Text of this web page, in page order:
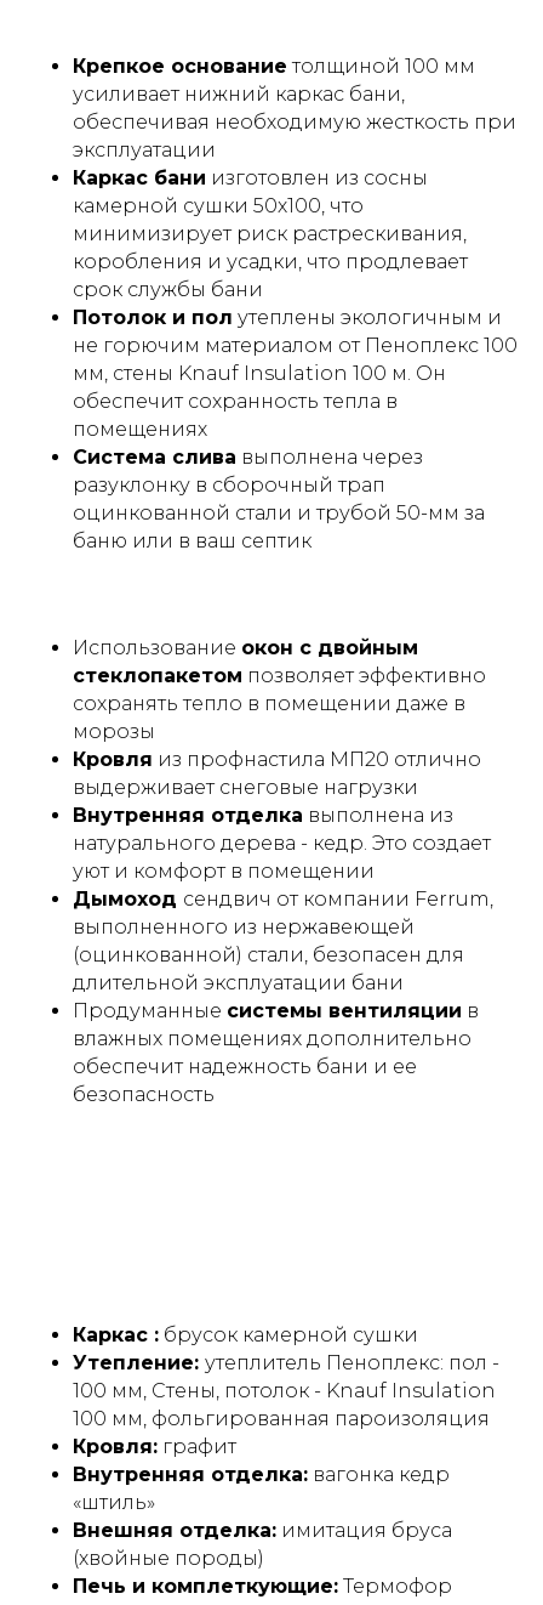
Крепкое основание толщиной 100 мм
усиливает нижний каркас бани,
обеспечивая необходимую жесткость при
эксплуатации
Каркас бани изготовлен из сосны
камерной сушки 50х100, что
минимизирует риск растрескивания,
коробления и усадки, что продлевает
срок службы бани
Потолок и пол утеплены экологичным и
не горючим материалом от Пеноплекс 100
мм, стены Knauf Insulation 100 м. Он
обеспечит сохранность тепла в
помещениях
Система слива выполнена через
разуклонку в сборочный трап
оцинкованной стали и трубой 50-мм за
баню или в ваш септик
Использование окон с двойным
стеклопакетом позволяет эффективно
сохранять тепло в помещении даже в
морозы
Кровля из профнастила МП20 отлично
выдерживает снеговые нагрузки
Внутренняя отделка выполнена из
натурального дерева - кедр. Это создает
уют и комфорт в помещении
Дымоход сендвич от компании Ferrum,
выполненного из нержавеющей
(оцинкованной) стали, безопасен для
длительной эксплуатации бани
Продуманные системы вентиляции в
влажных помещениях дополнительно
обеспечит надежность бани и ее
безопасность
Каркас : брусок камерной сушки
Утепление: утеплитель Пеноплекс: пол -
100 мм, Стены, потолок - Knauf Insulation
100 мм, фольгированная пароизоляция
Кровля: графит
Внутренняя отделка: вагонка кедр
«штиль»
Внешняя отделка: имитация бруса
(хвойные породы)
Печь и комплеткующие: Термофор
Преимущества модели
«Комфорт»